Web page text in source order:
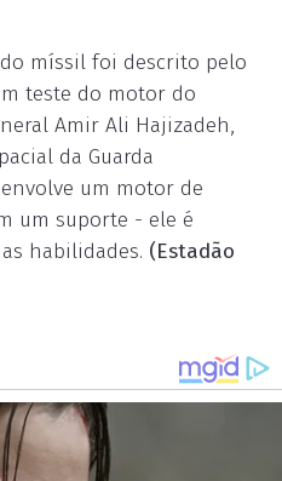
míssil foi descrito pelo
teste do motor do
Amir Ali Hajizadeh,
da Guarda
um motor de
um suporte - ele é
habilidades. (Estadão